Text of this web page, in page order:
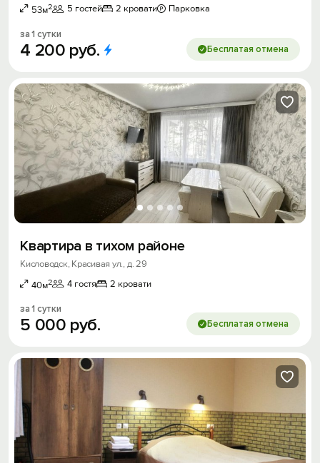
53м2 5 гостей 2 кровати Парковка
за 1 сутки
4 200 руб. Бесплатая отмена
Квартира в тихом районе
Кисловодск, Красивая ул., д. 29
40м2 4 гостя 2 кровати
за 1 сутки
5 000 руб. Бесплатая отмена